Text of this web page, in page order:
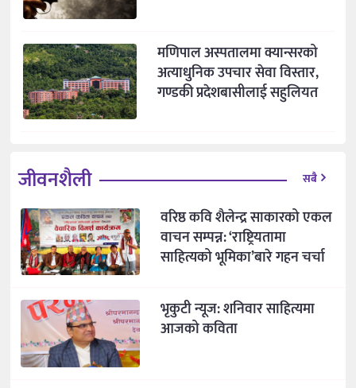
मणिपाल अस्पतालमा क्यान्सरको
अत्याधुनिक उपचार सेवा विस्तार,
गण्डकी प्रदेशबासीलाई सहुलियत
जीवनशैली सबै
वरिष्ठ कवि शैलेन्द्र साकारको एकल
वाचन सम्पन्न: ‘राष्ट्रियतामा
साहित्यको भूमिका’बारे गहन चर्चा
भृकुटी न्यूज: शनिवार साहित्यमा
आजको कविता